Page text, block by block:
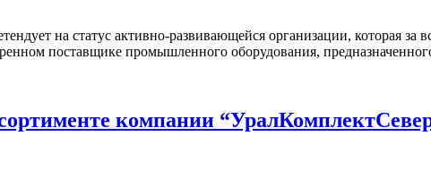
на статус активно-развивающейся организации, которая за
поставщике промышленного оборудования,
компании